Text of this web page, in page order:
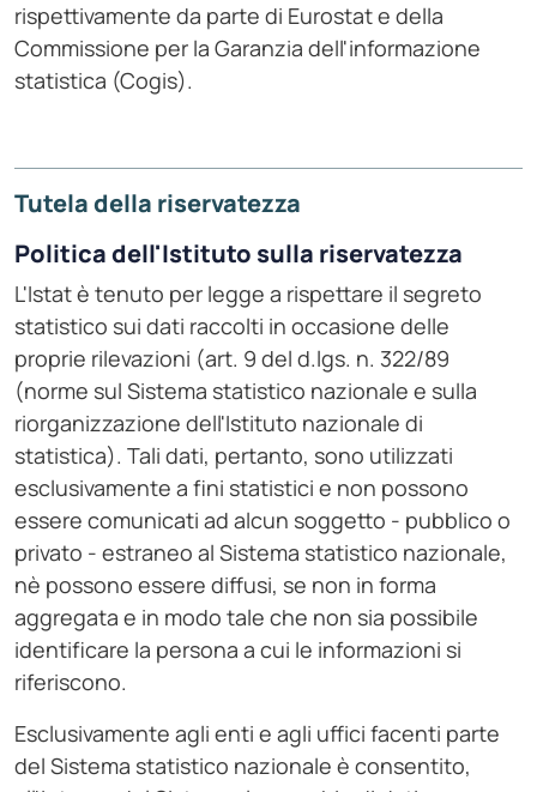
rispettivamente da parte di Eurostat e della
Commissione per la Garanzia dell'informazione
statistica (Cogis).
Tutela della riservatezza
Politica dell'Istituto sulla riservatezza
L'Istat è tenuto per legge a rispettare il segreto
statistico sui dati raccolti in occasione delle
proprie rilevazioni (art. 9 del d.lgs. n. 322/89
(norme sul Sistema statistico nazionale e sulla
riorganizzazione dell'Istituto nazionale di
statistica). Tali dati, pertanto, sono utilizzati
esclusivamente a fini statistici e non possono
essere comunicati ad alcun soggetto - pubblico o
privato - estraneo al Sistema statistico nazionale,
nè possono essere diffusi, se non in forma
aggregata e in modo tale che non sia possibile
identificare la persona a cui le informazioni si
riferiscono.
Esclusivamente agli enti e agli uffici facenti parte
del Sistema statistico nazionale è consentito,